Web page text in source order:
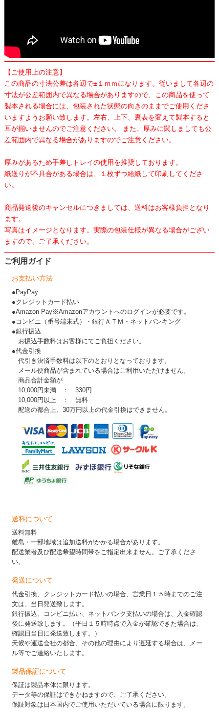
【ご使用上の注意】
この商品の寸法公差は各辺で±１ｍｍになります。従いまして各辺の
寸法が公差範囲内で異なる場合がありますので、この商品を使って
製本される場合には、包装された状態の向きのままでご使用くださ
いますようお願い致します。左右、上下、裏表を変えて製本すると
耳が揃いませんのでご注意ください。 また、厚みに関しましても公
差範囲内で異なる場合がありますのでご注意ください。
厚みがあるため手差しトレイの使用を推奨しております。
紙送りが不具合がある場合は、１枚ずつ給紙して印刷してくださ
い。
商品発送後のキャンセルにつきましては、送料はお客様負担となり
ます。
写真はイメージとなります。実際の包装仕様が異なる場合がござい
ますので、ご了承ください。
ご利用ガイド
お支払い方法
●PayPay
●クレジットカード払い
●Amazon Pay※Amazonアカウントへのログインが必要です。
●コンビニ（番号端末式）・銀行ＡＴＭ・ネットバンキング
●銀行振込
お振込手数料はお客様にてご負担ください。
●代金引換
代引き決済手数料は以下のとおりとなっております。
メール便商品が含まれている場合はご利用いただけません。
商品合計金額が
10,000円未満 ： 330円
10,000円以上 ： 無料
配送の都合上、30万円以上の代金引換はできません。
送料について
送料無料
離島・一部地域は追加送料がかかる場合があります。
配送業者及び配送希望時間帯をご指定出来ません。ご了承くださ
い。
発送について
代金引換、クレジットカード払いの場合、営業日１５時までのご注
文は、当日発送致します。
銀行振込、コンビニ払い、ネットバンク支払いの場合は、入金確認
後に発送致します。（平日１５時時点で入金が確認できた場合は、
確認日当日に発送致します。）
天候や運送会社の都合、その他の理由により遅延する場合は、メー
ル等でご連絡いたします。
製品保証について
保証は製品本体に限ります。
データ等の保証はできかねますので、ご了承ください。
保証対象は日本国内でご使用いただいている場合に限ります。